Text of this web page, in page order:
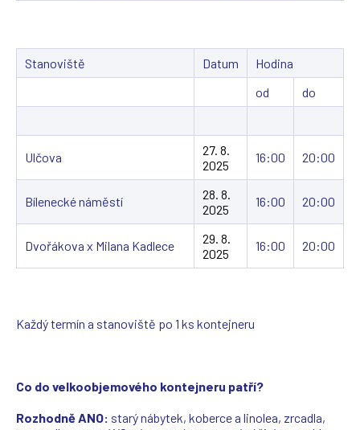
( ( ( (
n
o
v
é
n
v
o
Stanoviště Datum
Hodina
od
do
Ulčova
27. 8.
2025
16:00 20:00
Bílenecké náměstí
28. 8.
2025
16:00 20:00
Dvořákova x Milana Kadlece
29. 8.
2025
16:00 20:00
Každý termín a stanoviště po 1 ks kontejneru
Co do velkoobjemového kontejneru patří?
Rozhodně ANO: starý nábytek, koberce a linolea, zrcadla,